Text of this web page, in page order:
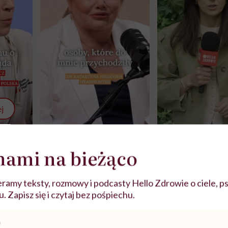
należy?". Headhunter o
zmianie pokoleniowej u
kobiet w ciąży na rynku
pracy
warsztat
ekspercki
na bieżąco
teksty, rozmowy i podcasty Hello Zdrowie o ciele,
Zapisz się i czytaj bez pośpiechu.